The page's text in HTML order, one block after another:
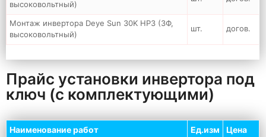
высоковольтный)
Монтаж инвертора Deye Sun 30K HP3 (3Ф,
высоковольтный)
шт. догов.
Прайс установки инвертора под
ключ (с комплектующими)
Наименование работ Ед.изм Цена